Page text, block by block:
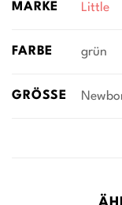
MARKE Little
FARBE grün
GRÖSSE